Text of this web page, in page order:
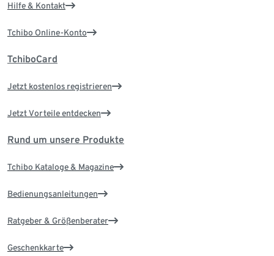
Hilfe & Kontakt
Tchibo Online-Konto
TchiboCard
Jetzt kostenlos registrieren
Jetzt Vorteile entdecken
Rund um unsere Produkte
Tchibo Kataloge & Magazine
Bedienungsanleitungen
Ratgeber & Größenberater
Geschenkkarte